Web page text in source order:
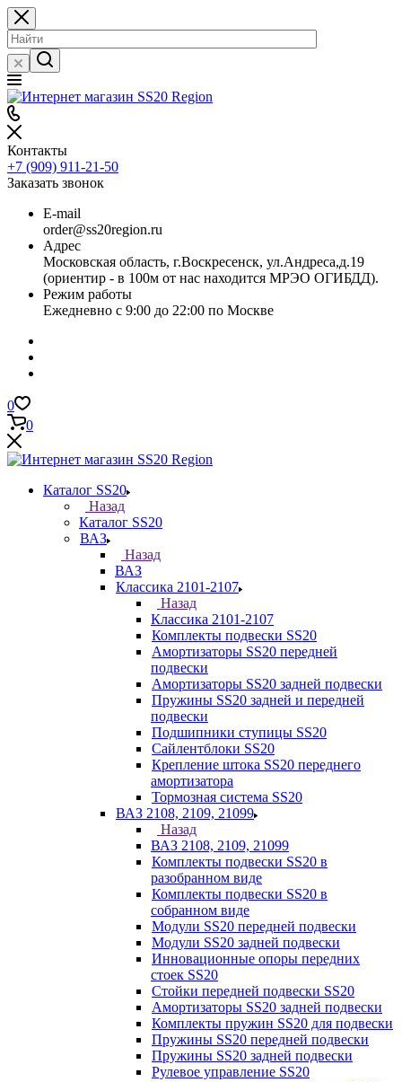
Контакты
+7 (909) 911-21-50
Заказать звонок
E-mail
order@ss20region.ru
Адрес
Московская область, г.Воскресенск, ул.Андреса,д.19
(ориентир - в 100м от нас находится МРЭО ОГИБДД).
Режим работы
Ежедневно с 9:00 до 22:00 по Москве
0
0
Каталог SS20
Назад
Каталог SS20
ВАЗ
Назад
ВАЗ
Классика 2101-2107
Назад
Классика 2101-2107
Комплекты подвески SS20
Амортизаторы SS20 передней
подвески
Амортизаторы SS20 задней подвески
Пружины SS20 задней и передней
подвески
Подшипники ступицы SS20
Сайлентблоки SS20
Крепление штока SS20 переднего
амортизатора
Тормозная система SS20
ВАЗ 2108, 2109, 21099
Назад
ВАЗ 2108, 2109, 21099
Комплекты подвески SS20 в
разобранном виде
Комплекты подвески SS20 в
собранном виде
Модули SS20 передней подвески
Модули SS20 задней подвески
Инновационные опоры передних
стоек SS20
Стойки передней подвески SS20
Амортизаторы SS20 задней подвески
Комплекты пружин SS20 для подвески
Пружины SS20 передней подвески
Пружины SS20 задней подвески
Рулевое управление SS20